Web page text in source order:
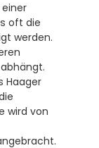
oft die
werden.
Haager
wird von